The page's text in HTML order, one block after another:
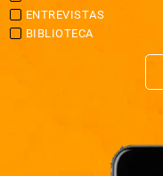
ENTREVISTAS
BIBLIOTECA